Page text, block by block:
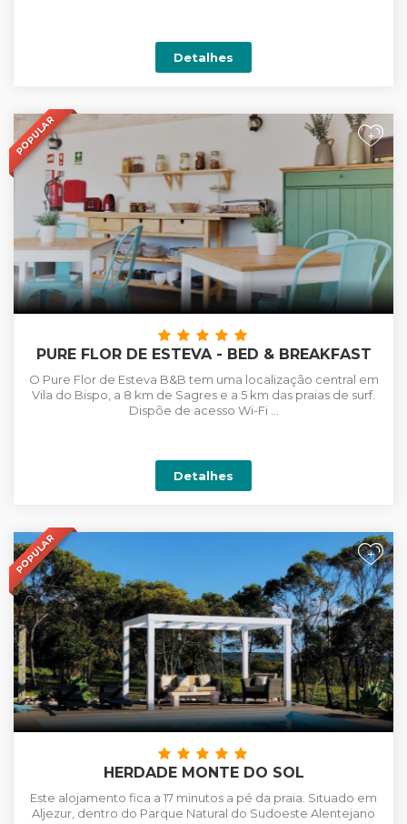
Detalhes
POPULAR +
PURE FLOR DE ESTEVA - BED & BREAKFAST
O Pure Flor de Esteva B&B tem uma localização central em
Vila do Bispo, a 8 km de Sagres e a 5 km das praias de surf.
Dispõe de acesso Wi-Fi ...
Detalhes
POPULAR +
HERDADE MONTE DO SOL
Este alojamento fica a 17 minutos a pé da praia. Situado em
Aljezur, dentro do Parque Natural do Sudoeste Alentejano